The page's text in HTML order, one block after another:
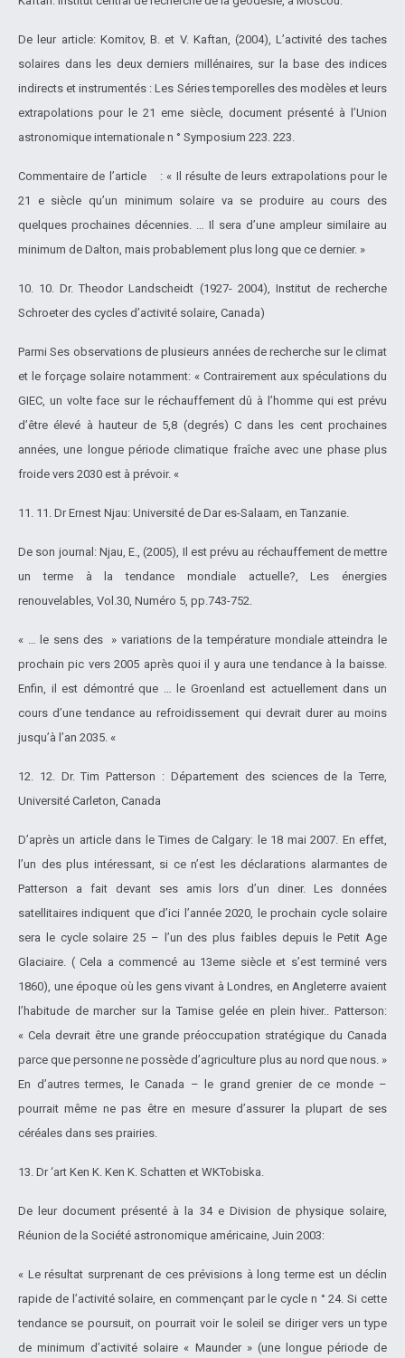
De leur article: Komitov, B. et V. Kaftan, (2004), L’activité des taches
solaires dans les deux derniers millénaires, sur la base des indices
indirects et instrumentés : Les Séries temporelles des modèles et leurs
extrapolations pour le 21 eme siècle, document présenté à l’Union
astronomique internationale n ° Symposium 223. 223.
Commentaire de l’article : « Il résulte de leurs extrapolations pour le
21 e siècle qu’un minimum solaire va se produire au cours des
quelques prochaines décennies. … Il sera d’une ampleur similaire au
minimum de Dalton, mais probablement plus long que ce dernier. »
10. 10. Dr. Theodor Landscheidt (1927- 2004), Institut de recherche
Schroeter des cycles d’activité solaire, Canada)
Parmi Ses observations de plusieurs années de recherche sur le climat
et le forçage solaire notamment: « Contrairement aux spéculations du
GIEC, un volte face sur le réchauffement dû à l’homme qui est prévu
d’être élevé à hauteur de 5,8 (degrés) C dans les cent prochaines
années, une longue période climatique fraîche avec une phase plus
froide vers 2030 est à prévoir. «
11. 11. Dr Ernest Njau: Université de Dar es-Salaam, en Tanzanie.
De son journal: Njau, E., (2005), Il est prévu au réchauffement de mettre
un terme à la tendance mondiale actuelle?, Les énergies
renouvelables, Vol.30, Numéro 5, pp.743-752.
« … le sens des » variations de la température mondiale atteindra le
prochain pic vers 2005 après quoi il y aura une tendance à la baisse.
Enfin, il est démontré que … le Groenland est actuellement dans un
cours d’une tendance au refroidissement qui devrait durer au moins
jusqu’à l’an 2035. «
12. 12. Dr. Tim Patterson : Département des sciences de la Terre,
Université Carleton, Canada
D’après un article dans le Times de Calgary: le 18 mai 2007. En effet,
l’un des plus intéressant, si ce n’est les déclarations alarmantes de
Patterson a fait devant ses amis lors d’un diner. Les données
satellitaires indiquent que d’ici l’année 2020, le prochain cycle solaire
sera le cycle solaire 25 – l’un des plus faibles depuis le Petit Age
Glaciaire. ( Cela a commencé au 13eme siècle et s’est terminé vers
1860), une époque où les gens vivant à Londres, en Angleterre avaient
l’habitude de marcher sur la Tamise gelée en plein hiver.. Patterson:
« Cela devrait être une grande préoccupation stratégique du Canada
parce que personne ne possède d’agriculture plus au nord que nous. »
En d’autres termes, le Canada – le grand grenier de ce monde –
pourrait même ne pas être en mesure d’assurer la plupart de ses
céréales dans ses prairies.
13. Dr ‘art Ken K. Ken K. Schatten et WKTobiska.
De leur document présenté à la 34 e Division de physique solaire,
Réunion de la Société astronomique américaine, Juin 2003:
« Le résultat surprenant de ces prévisions à long terme est un déclin
rapide de l’activité solaire, en commençant par le cycle n ° 24. Si cette
tendance se poursuit, on pourrait voir le soleil se diriger vers un type
de minimum d’activité solaire « Maunder » (une longue période de